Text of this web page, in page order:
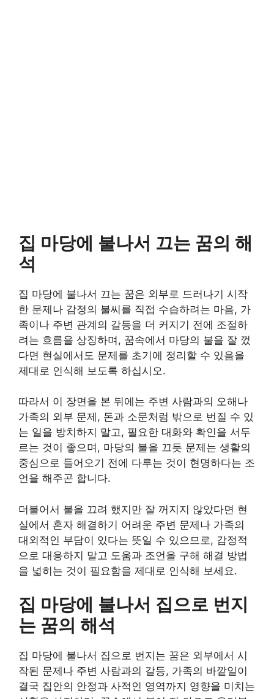
집 마당에 불나서 끄는 꿈의 해
석
집 마당에 불나서 끄는 꿈은 외부로 드러나기 시작
한 문제나 감정의 불씨를 직접 수습하려는 마음, 가
족이나 주변 관계의 갈등을 더 커지기 전에 조절하
려는 흐름을 상징하며, 꿈속에서 마당의 불을 잘 껐
다면 현실에서도 문제를 초기에 정리할 수 있음을
제대로 인식해 보도록 하십시오.
따라서 이 장면을 본 뒤에는 주변 사람과의 오해나
가족의 외부 문제, 돈과 소문처럼 밖으로 번질 수 있
는 일을 방치하지 말고, 필요한 대화와 확인을 서두
르는 것이 좋으며, 마당의 불을 끄듯 문제는 생활의
중심으로 들어오기 전에 다루는 것이 현명하다는 조
언을 해주곤 합니다.
더불어서 불을 끄려 했지만 잘 꺼지지 않았다면 현
실에서 혼자 해결하기 어려운 주변 문제나 가족의
대외적인 부담이 있다는 뜻일 수 있으므로, 감정적
으로 대응하지 말고 도움과 조언을 구해 해결 방법
을 넓히는 것이 필요함을 제대로 인식해 보세요.
집 마당에 불나서 집으로 번지
는 꿈의 해석
집 마당에 불나서 집으로 번지는 꿈은 외부에서 시
작된 문제나 주변 사람과의 갈등, 가족의 바깥일이
결국 집안의 안정과 사적인 영역까지 영향을 미치는